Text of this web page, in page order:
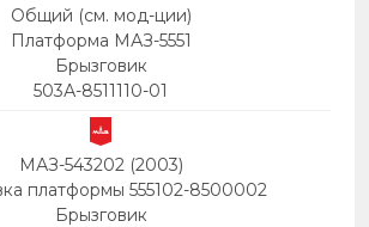
Общий (см. мод-ции)
Платформа МАЗ-5551
Брызговик
503А-8511110-01
МАЗ-543202 (2003)
платформы 555102-8500002
Брызговик